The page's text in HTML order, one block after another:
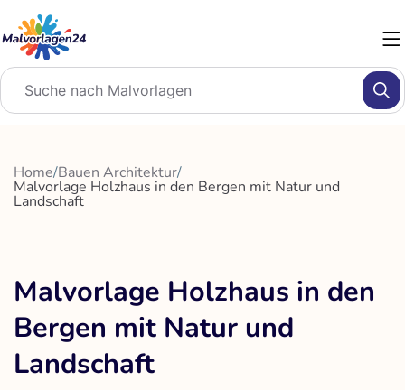
Inhalt
springen
Home/Bauen Architektur/
Malvorlage Holzhaus in den Bergen mit Natur und
Landschaft
Malvorlage Holzhaus in den
Bergen mit Natur und
Landschaft